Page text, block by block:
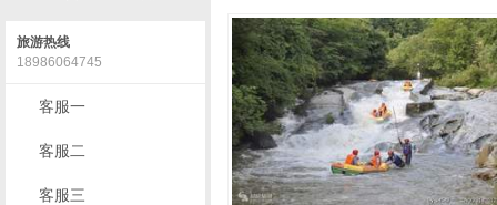
旅游热线
18986064745
客服一
客服二
客服三